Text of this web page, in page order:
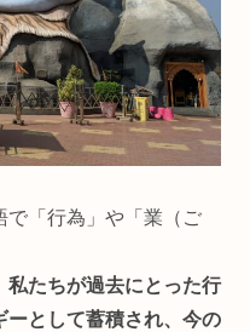
で「行為」や「業（ご
私たちが過去にとった行
ーとして蓄積され、今の